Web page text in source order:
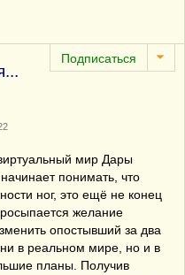
мир Дары
понимать, что
ног, это ещё не конец
желание
опостывший за два
в реальном мире, но и в
планы. Получив